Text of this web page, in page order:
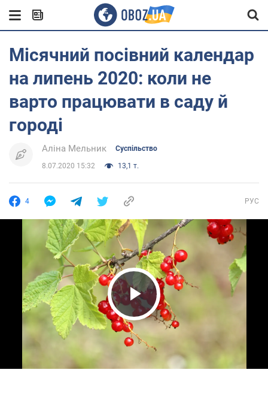
Місячний посівний календар
на липень 2020: коли не
варто працювати в саду й
городі
Аліна Мельник Суспільство
8.07.2020 15:32 13,1 т.
4 РУС
Play Video